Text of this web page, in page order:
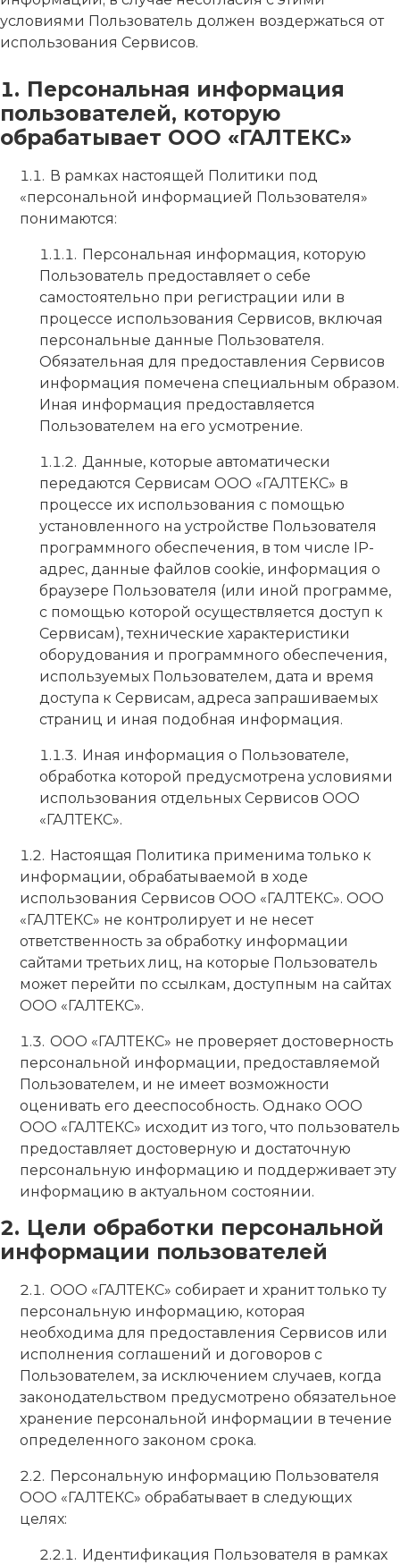
условиями Пользователь должен воздержаться от
использования Сервисов.
Персональная информация
пользователей, которую
обрабатывает ООО «ГАЛТЕКС»
В рамках настоящей Политики под
«персональной информацией Пользователя»
понимаются:
Персональная информация, которую
Пользователь предоставляет о себе
самостоятельно при регистрации или в
процессе использования Сервисов, включая
персональные данные Пользователя.
Обязательная для предоставления Сервисов
информация помечена специальным образом.
Иная информация предоставляется
Пользователем на его усмотрение.
Данные, которые автоматически
передаются Сервисам ООО «ГАЛТЕКС» в
процессе их использования с помощью
установленного на устройстве Пользователя
программного обеспечения, в том числе IP-
адрес, данные файлов cookie, информация о
браузере Пользователя (или иной программе,
с помощью которой осуществляется доступ к
Сервисам), технические характеристики
оборудования и программного обеспечения,
используемых Пользователем, дата и время
доступа к Сервисам, адреса запрашиваемых
страниц и иная подобная информация.
Иная информация о Пользователе,
обработка которой предусмотрена условиями
использования отдельных Сервисов ООО
«ГАЛТЕКС».
Настоящая Политика применима только к
информации, обрабатываемой в ходе
использования Сервисов ООО «ГАЛТЕКС». ООО
«ГАЛТЕКС» не контролирует и не несет
ответственность за обработку информации
сайтами третьих лиц, на которые Пользователь
может перейти по ссылкам, доступным на сайтах
ООО «ГАЛТЕКС».
ООО «ГАЛТЕКС» не проверяет достоверность
персональной информации, предоставляемой
Пользователем, и не имеет возможности
оценивать его дееспособность. Однако ООО
ООО «ГАЛТЕКС» исходит из того, что пользователь
предоставляет достоверную и достаточную
персональную информацию и поддерживает эту
информацию в актуальном состоянии.
Цели обработки персональной
информации пользователей
ООО «ГАЛТЕКС» собирает и хранит только ту
персональную информацию, которая
необходима для предоставления Сервисов или
исполнения соглашений и договоров с
Пользователем, за исключением случаев, когда
законодательством предусмотрено обязательное
хранение персональной информации в течение
определенного законом срока.
Персональную информацию Пользователя
ООО «ГАЛТЕКС» обрабатывает в следующих
целях:
Идентификация Пользователя в рамках